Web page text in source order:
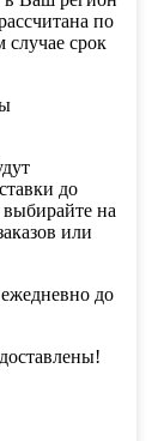
по
срок
до
на
или
до